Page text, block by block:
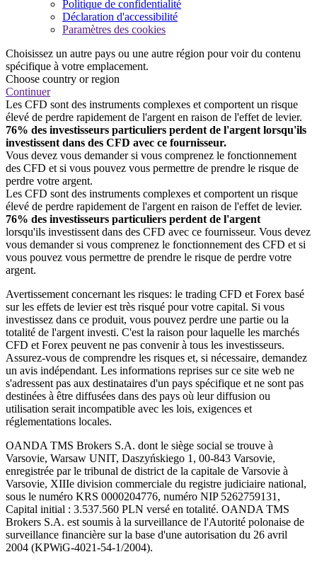
Politique de confidentialité
Déclaration d'accessibilité
Paramètres des cookies
Choisissez un autre pays ou une autre région pour voir du contenu
spécifique à votre emplacement.
Choose country or region
Continuer
Les CFD sont des instruments complexes et comportent un risque
élevé de perdre rapidement de l'argent en raison de l'effet de levier.
76% des investisseurs particuliers perdent de l'argent lorsqu'ils
investissent dans des CFD avec ce fournisseur.
Vous devez vous demander si vous comprenez le fonctionnement
des CFD et si vous pouvez vous permettre de prendre le risque de
perdre votre argent.
Les CFD sont des instruments complexes et comportent un risque
élevé de perdre rapidement de l'argent en raison de l'effet de levier.
76% des investisseurs particuliers perdent de l'argent
lorsqu'ils investissent dans des CFD avec ce fournisseur. Vous devez
vous demander si vous comprenez le fonctionnement des CFD et si
vous pouvez vous permettre de prendre le risque de perdre votre
argent.
Avertissement concernant les risques: le trading CFD et Forex basé
sur les effets de levier est très risqué pour votre capital. Si vous
investissez dans ce produit, vous pouvez perdre une partie ou la
totalité de l'argent investi. C'est la raison pour laquelle les marchés
CFD et Forex peuvent ne pas convenir à tous les investisseurs.
Assurez-vous de comprendre les risques et, si nécessaire, demandez
un avis indépendant. Les informations reprises sur ce site web ne
s'adressent pas aux destinataires d'un pays spécifique et ne sont pas
destinées à être diffusées dans des pays où leur diffusion ou
utilisation serait incompatible avec les lois, exigences et
réglementations locales.
OANDA TMS Brokers S.A. dont le siège social se trouve à
Varsovie, Warsaw UNIT, Daszyńskiego 1, 00-843 Varsovie,
enregistrée par le tribunal de district de la capitale de Varsovie à
Varsovie, XIIIe division commerciale du registre judiciaire national,
sous le numéro KRS 0000204776, numéro NIP 5262759131,
Capital initial : 3.537.560 PLN versé en totalité. OANDA TMS
Brokers S.A. est soumis à la surveillance de l'Autorité polonaise de
surveillance financière sur la base d'une autorisation du 26 avril
2004 (KPWiG-4021-54-1/2004).